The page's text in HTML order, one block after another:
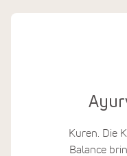
Kuren. Die
Balance